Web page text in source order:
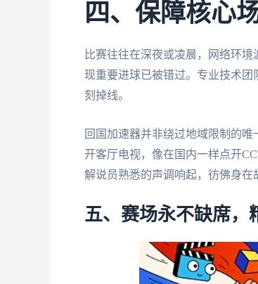
四、保障核心
比赛往往在深夜或凌晨，网络环
现重要进球已被错过。专业技术
刻掉线。
回国加速器并非绕过地域限制的
开客厅电视，像在国内一样点开
解说员熟悉的声调响起，彷佛身在
五、赛场永不缺席，